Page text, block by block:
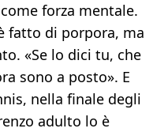
forza mentale.
fatto di porpora, ma
«Se lo dici tu, che
sono a posto». E
nella finale degli
adulto lo è